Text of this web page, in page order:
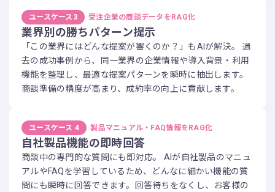
ユースケース3 受注企業の商談データをRAG化
業界別の勝ちパターン提示
「この業界にはどんな提案が響くのか？」もAIが解決。 過
去の成功事例から、同一業界の企業情報や導入背景・利用
機能を整理し、最適な提案パターンを瞬時に抽出します。
商談準備の精度が高まり、成約率の向上に貢献します。
ユースケース 4 製品マニュアル・FAQ情報をRAG化
自社製品機能の即時回答
商談中の専門的な質問にも即対応。 AIが自社製品のマニュ
アルやFAQを学習しているため、どんなに細かい機能の質
問にも瞬時に回答できます。回答待ちをなくし、お客様の